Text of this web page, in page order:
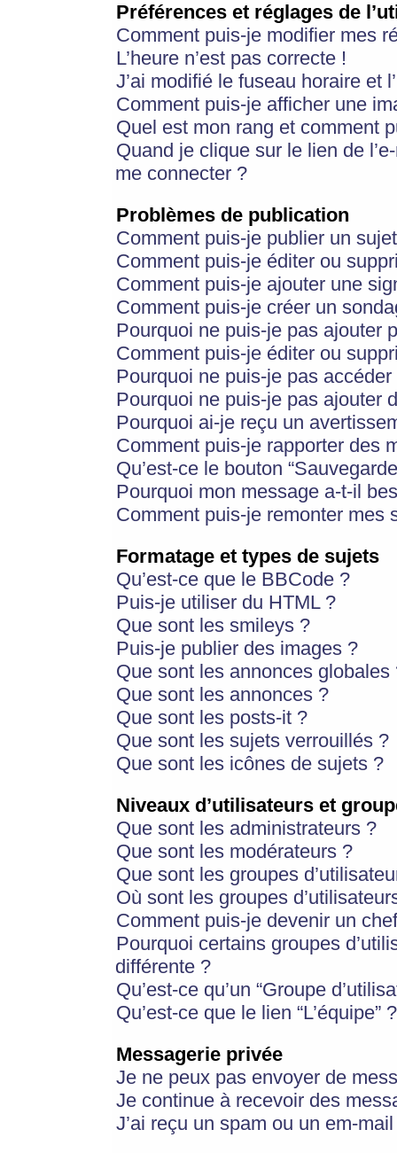
Préférences et réglages de
Comment puis-je modifier mes
L’heure n’est pas correcte !
J’ai modifié le fuseau horaire et
Comment puis-je afficher une
Quel est mon rang et comment
Quand je clique sur le lien de
me connecter ?
Problèmes de publication
Comment puis-je publier un
Comment puis-je éditer ou
Comment puis-je ajouter une
Comment puis-je créer un
Pourquoi ne puis-je pas ajouter
Comment puis-je éditer ou
Pourquoi ne puis-je pas
Pourquoi ne puis-je pas ajouter
Pourquoi ai-je reçu un
Comment puis-je rapporter des
Qu’est-ce le bouton
Pourquoi mon message a-t-il
Comment puis-je remonter mes
Formatage et types de sujets
Qu’est-ce que le BBCode ?
Puis-je utiliser du HTML ?
Que sont les smileys ?
Puis-je publier des images ?
Que sont les annonces globales
Que sont les annonces ?
Que sont les posts-it ?
Que sont les sujets verrouillés ?
Que sont les icônes de sujets ?
Niveaux d’utilisateurs et
Que sont les administrateurs ?
Que sont les modérateurs ?
Que sont les groupes
Où sont les groupes
Comment puis-je devenir un
Pourquoi certains groupes
différente ?
Qu’est-ce qu’un “Groupe
Qu’est-ce que le lien “L’équipe” ?
Messagerie privée
Je ne peux pas envoyer de
Je continue à recevoir des
J’ai reçu un spam ou un em-